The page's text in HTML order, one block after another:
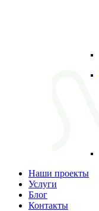
Наши проекты
Услуги
Блог
Контакты